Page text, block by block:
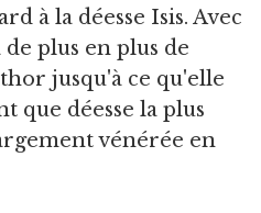
à la déesse Isis. Avec
plus en plus de
jusqu'à ce qu'elle
que déesse la plus
vénérée en